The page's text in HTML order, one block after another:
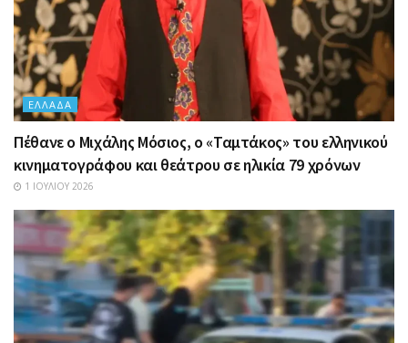
ΕΛΛΆΔΑ
Πέθανε ο Μιχάλης Μόσιος, ο «Ταμτάκος» του ελληνικού
κινηματογράφου και θεάτρου σε ηλικία 79 χρόνων
1 ΙΟΥΛΊΟΥ 2026